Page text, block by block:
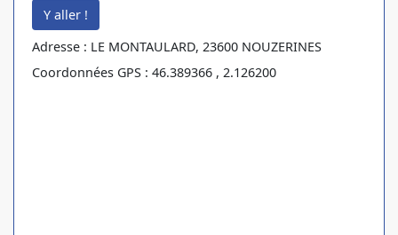
Adresse : LE MONTAULARD, 23600 NOUZERINES
Coordonnées GPS : 46.389366 , 2.126200